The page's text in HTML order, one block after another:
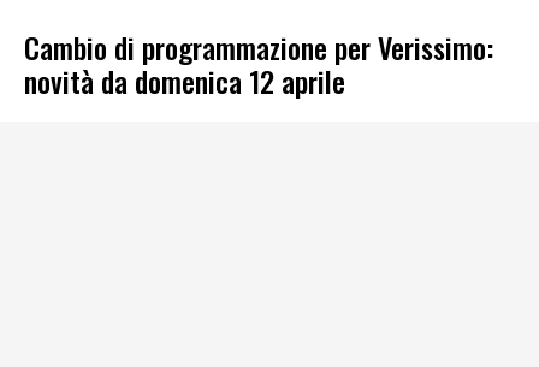
Cambio di programmazione per Verissimo:
novità da domenica 12 aprile